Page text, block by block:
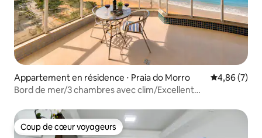
Appartement en résidence ⋅ Praia do Morro Évaluation
4,86 (7)
Bord de mer/3 chambres avec clim/Excellent
Coup de cœur voyageurs
Coup de cœur voyageurs